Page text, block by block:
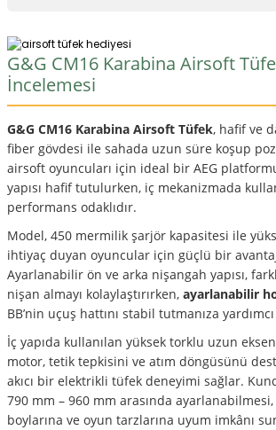
G&G CM16 Karabina Airsoft
İncelemesi
G&G CM16 Karabina Airsoft Tüfek, hafif ve
fiber gövdesi ile sahada uzun süre koşup
airsoft oyuncuları için ideal bir AEG
yapısı hafif tutulurken, iç mekanizmada
performans odaklıdır.
Model, 450 mermilik şarjör kapasitesi ile
ihtiyaç duyan oyuncular için güçlü bir
Ayarlanabilir ön ve arka nişangah yapısı,
nişan almayı kolaylaştırırken, ayarlanabilir
BB’nin uçuş hattını stabil tutmanıza
İç yapıda kullanılan yüksek torklu uzun
motor, tetik tepkisini ve atım döngüsünü
akıcı bir elektrikli tüfek deneyimi sağlar.
790 mm – 960 mm arasında ayarlanabilmesi,
boylarına ve oyun tarzlarına uyum imkânı